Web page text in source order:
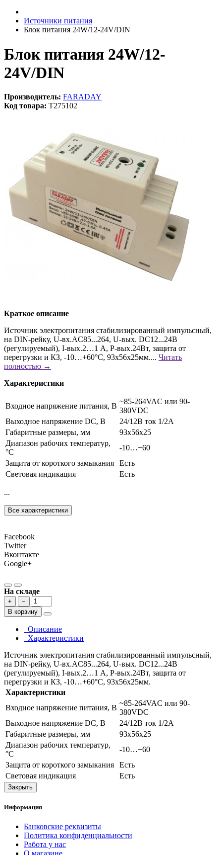
Источники питания
Блок питания 24W/12-24V/DIN
Блок питания 24W/12-
24V/DIN
Производитель: FARADAY
Код товара: T275102
Краткое описание
Источник электропитания стабилизированный импульсный,
на DIN-рейку, U-вх.AC85...264, U-вых. DC12...24В
(регулируемый), I-вых.2…1 А, P-вых.24Вт, защита от
перегрузки и КЗ, -10…+60°C, 93х56х25мм.... Читать
полностью →
Характеристики
Входное напряжение питания, В
~85-264VAC или 90-
380VDC
Выходное напряжение DC, В
24/12В ток 1/2А
Габаритные размеры, мм
93х56х25
Диапазон рабочих температур,
°С
-10…+60
Защита от короткого замыкания
Есть
Световая индикация
Есть
...
Все характеристики
Facebook
Twitter
Вконтакте
Google+
На складе
+
−
В корзину
Описание
Характеристики
Источник электропитания стабилизированный импульсный,
на DIN-рейку, U-вх.AC85...264, U-вых. DC12...24В
(регулируемый), I-вых.2…1 А, P-вых.24Вт, защита от
перегрузки и КЗ, -10…+60°C, 93х56х25мм.
Характеристики
Входное напряжение питания, В
~85-264VAC или 90-
380VDC
Выходное напряжение DC, В
24/12В ток 1/2А
Габаритные размеры, мм
93х56х25
Диапазон рабочих температур,
°С
-10…+60
Защита от короткого замыкания
Есть
Световая индикация
Есть
Закрыть
Информация
Банковские реквизиты
Политика конфиденциальности
Работа у нас